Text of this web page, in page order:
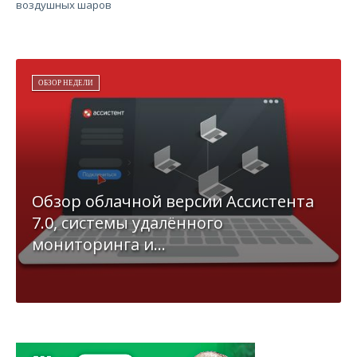
воздушных шаров
ОБЗОР НЕДЕЛИ
Обзор облачной версии Ассистента
7.0, системы удалённого
мониторинга и...